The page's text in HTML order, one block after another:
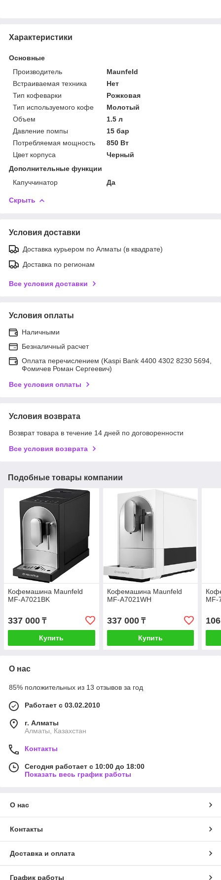
Характеристики
Основные
Производитель
Maunfeld
Встраиваемая техника
Нет
Тип кофеварки
Рожковая
Тип используемого кофе
Молотый
Объем
1.5 л
Давление помпы
15 бар
Потребляемая мощность
850 Вт
Цвет корпуса
Черный
Дополнительные функции
Капуччинатор
Да
Скрыть
Условия доставки
Доставка курьером по Алматы (в квадрате)
Доставка по регионам
Все условия доставки
Условия оплаты
Наличными
Безналичный расчет
Оплата перечислением (Kaspi Bank 4400 4302 8230 5694,
Фомичев Роман Сергеевич)
Все условия оплаты
Условия возврата
Возврат товара в течение 14 дней по договоренности
Все условия возврата
Подобные товары компании
Кофемашина Maunfeld
MF-A7021BK
337 000 ₸
Купить
Кофемашина Maunfeld
MF-A7021WH
337 000₸
Купить
MF-
О нас
85% положительных из 13 отзывов за год
Работает с 03.02.2010
г. Алматы
Алматы, Казахстан
Контакты
Сегодня работает с 10:00 до 18:00
Показать весь график работы
О нас
Контакты
Доставка и оплата
График работы